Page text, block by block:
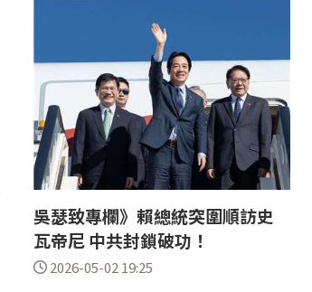
吳瑟致專欄》賴總統突圍順訪史
瓦帝尼 中共封鎖破功！
2026-05-02 19:25